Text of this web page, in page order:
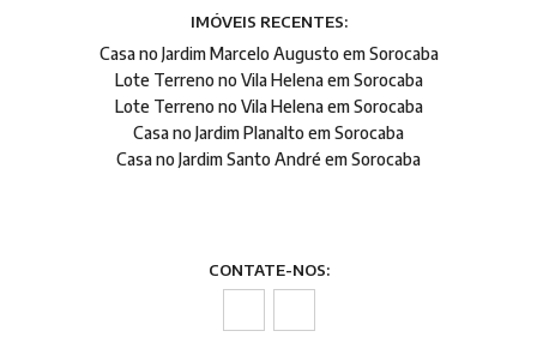
IMÓVEIS RECENTES:
Casa no Jardim Marcelo Augusto em Sorocaba
Lote Terreno no Vila Helena em Sorocaba
Lote Terreno no Vila Helena em Sorocaba
Casa no Jardim Planalto em Sorocaba
Casa no Jardim Santo André em Sorocaba
CONTATE-NOS: